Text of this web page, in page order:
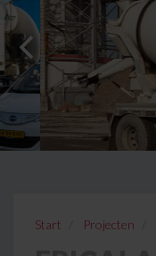
Start Projecten